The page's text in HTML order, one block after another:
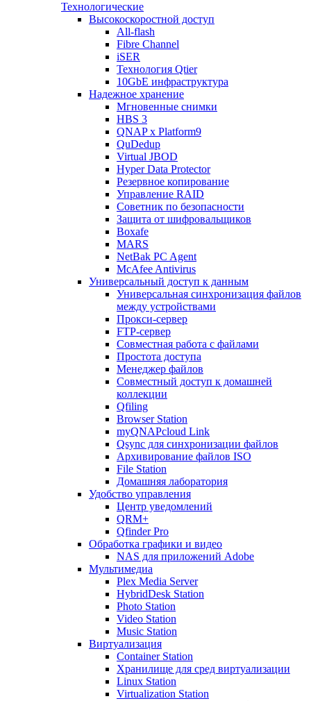
Технологические
Высокоскоростной доступ
All-flash
Fibre Channel
iSER
Технология Qtier
10GbE инфраструктура
Надежное хранение
Мгновенные снимки
HBS 3
QNAP x Platform9
QuDedup
Virtual JBOD
Hyper Data Protector
Резервное копирование
Управление RAID
Советник по безопасности
Защита от шифровальщиков
Boxafe
MARS
NetBak PC Agent
McAfee Antivirus
Универсальный доступ к данным
Универсальная синхронизация файлов
между устройствами
Прокси-сервер
FTP-сервер
Совместная работа с файлами
Простота доступа
Менеджер файлов
Совместный доступ к домашней
коллекции
Qfiling
Browser Station
myQNAPcloud Link
Qsync для синхронизации файлов
Архивирование файлов ISO
File Station
Домашняя лаборатория
Удобство управления
Центр уведомлений
QRM+
Qfinder Pro
Обработка графики и видео
NAS для приложений Adobe
Мультимедиа
Plex Media Server
HybridDesk Station
Photo Station
Video Station
Music Station
Виртуализация
Container Station
Хранилище для сред виртуализации
Linux Station
Virtualization Station